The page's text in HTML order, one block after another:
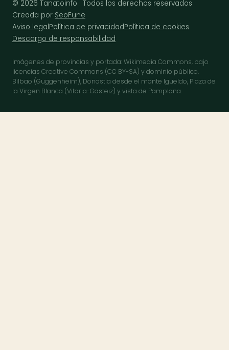
© 2026 Tanatoinfo · Todos los derechos reservados ·
Creada por SeoFune
Aviso legalPolítica de privacidadPolítica de cookies
Descargo de responsabilidad
Imágenes de provincias y portada: Wikimedia Commons, bajo
licencias Creative Commons (CC BY-SA) y dominio público.
Bilbao (Guggenheim), Donostia desde el monte Igueldo, Plaza de
la Virgen Blanca (Vitoria-Gasteiz) y vista de Pamplona.